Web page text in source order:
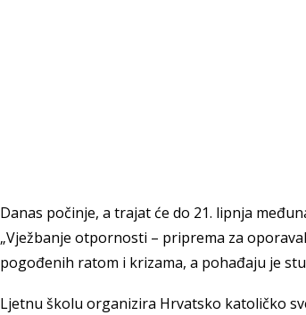
Danas počinje, a trajat će do 21. lipnja
„Vježbanje otpornosti – priprema za
pogođenih ratom i krizama, a pohađaju je
Ljetnu školu organizira Hrvatsko katoličko